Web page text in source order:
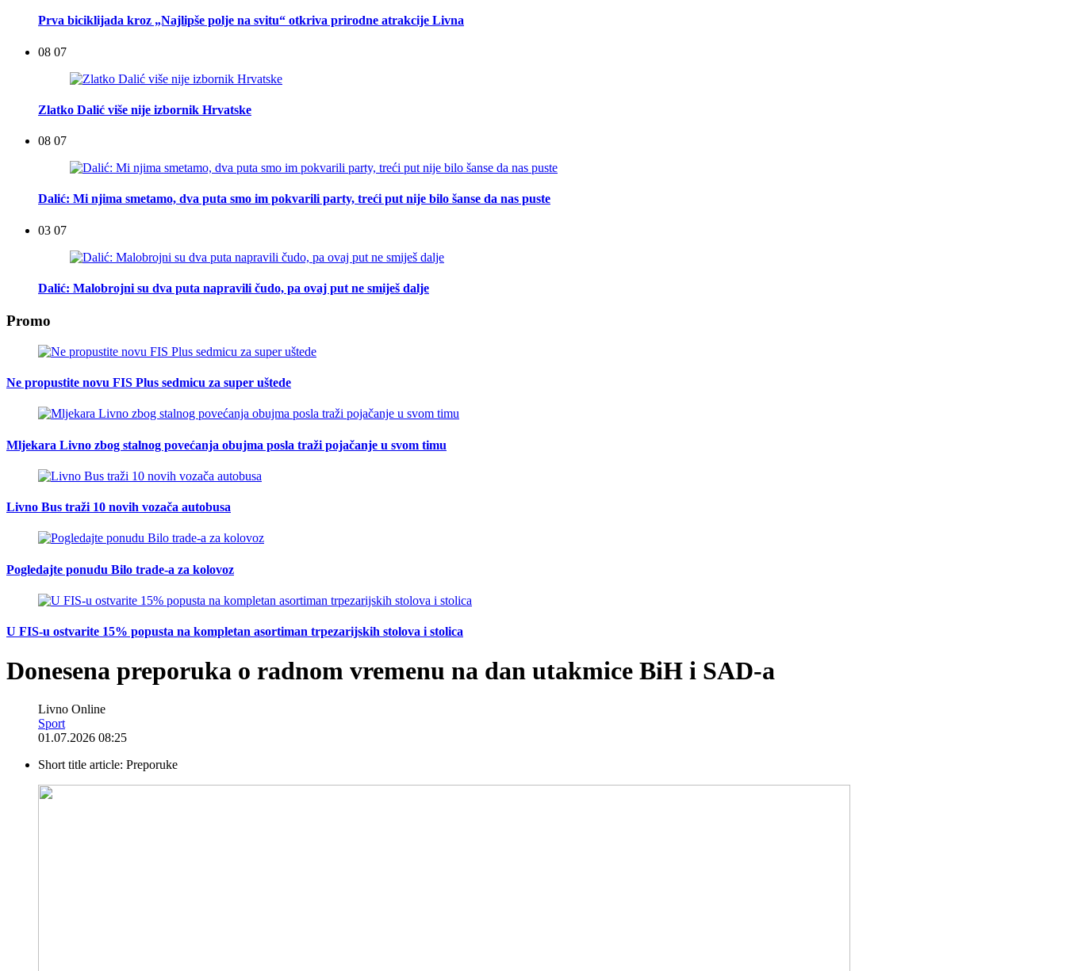
Prva biciklijada kroz „Najlipše polje na svitu“ otkriva prirodne atrakcije Livna
08 07
Zlatko Dalić više nije izbornik Hrvatske
08 07
Dalić: Mi njima smetamo, dva puta smo im pokvarili party, treći put nije bilo šanse da nas puste
03 07
Dalić: Malobrojni su dva puta napravili čudo, pa ovaj put ne smiješ dalje
Promo
Ne propustite novu FIS Plus sedmicu za super uštede
Mljekara Livno zbog stalnog povećanja obujma posla traži pojačanje u svom timu
Livno Bus traži 10 novih vozača autobusa
Pogledajte ponudu Bilo trade-a za kolovoz
U FIS-u ostvarite 15% popusta na kompletan asortiman trpezarijskih stolova i stolica
Donesena preporuka o radnom vremenu na dan utakmice BiH i SAD-a
Livno Online
Sport
01.07.2026 08:25
Short title article: Preporuke